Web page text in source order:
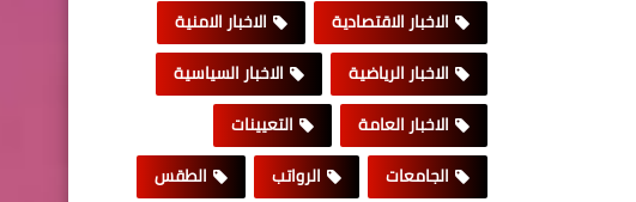
الاخبار الاقتصادية
الاخبار الامنية
الاخبار الرياضية
الاخبار السياسية
الاخبار العامة
التعيينات
الجامعات
الرواتب الطقس